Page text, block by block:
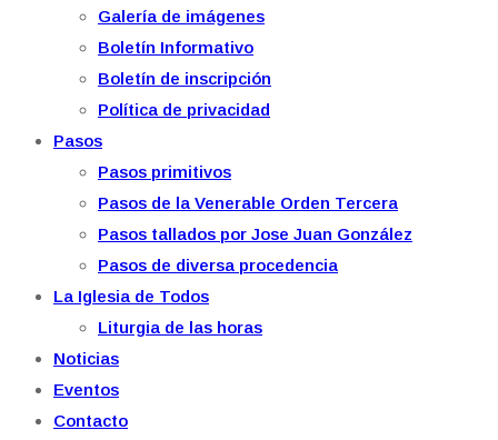
Galería de imágenes
Boletín Informativo
Boletín de inscripción
Política de privacidad
Pasos
Pasos primitivos
Pasos de la Venerable Orden Tercera
Pasos tallados por Jose Juan González
Pasos de diversa procedencia
La Iglesia de Todos
Liturgia de las horas
Noticias
Eventos
Contacto